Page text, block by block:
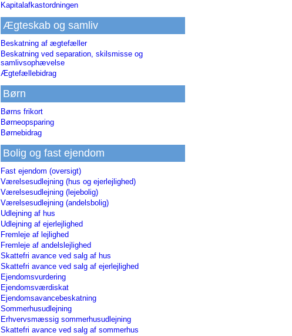
Kapitalafkastordningen
Ægteskab og samliv
Beskatning af ægtefæller
Beskatning ved separation, skilsmisse og
samlivsophævelse
Ægtefællebidrag
Børn
Børns frikort
Børneopsparing
Børnebidrag
Bolig og fast ejendom
Fast ejendom (oversigt)
Værelsesudlejning (hus og ejerlejlighed)
Værelsesudlejning (lejebolig)
Værelsesudlejning (andelsbolig)
Udlejning af hus
Udlejning af ejerlejlighed
Fremleje af lejlighed
Fremleje af andelslejlighed
Skattefri avance ved salg af hus
Skattefri avance ved salg af ejerlejlighed
Ejendomsvurdering
Ejendomsværdiskat
Ejendomsavancebeskatning
Sommerhusudlejning
Erhvervsmæssig sommerhusudlejning
Skattefri avance ved salg af sommerhus